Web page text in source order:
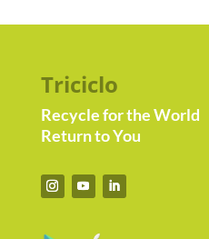
Triciclo
Recycle for the World
Return to You